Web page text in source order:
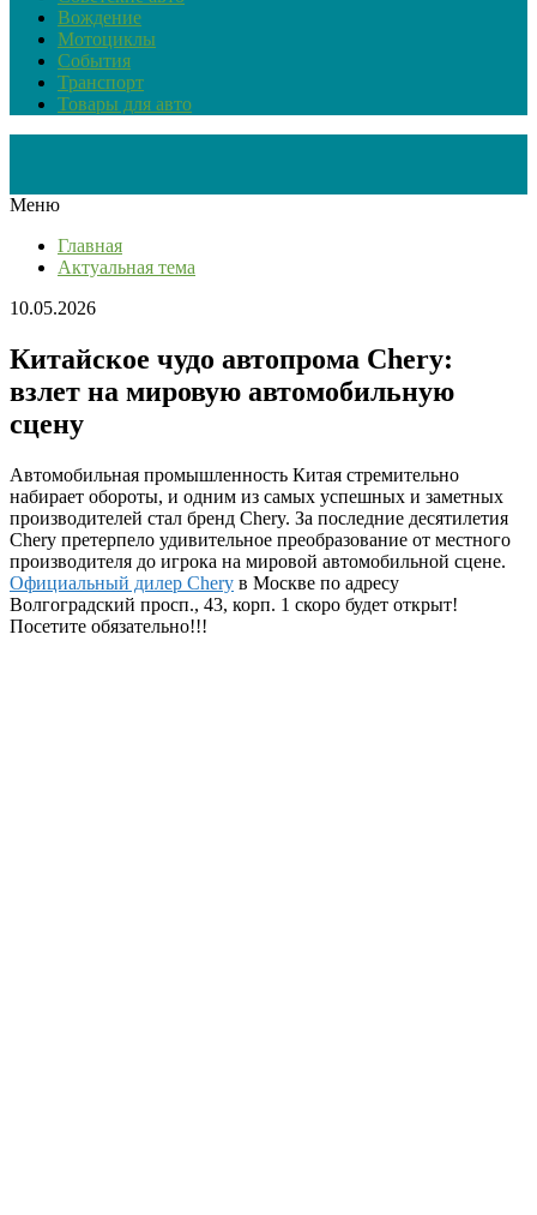
Вождение
Мотоциклы
События
Транспорт
Товары для авто
Меню
Главная
Актуальная тема
10.05.2026
Китайское чудо автопрома Chery:
взлет на мировую автомобильную
сцену
Автомобильная промышленность Китая стремительно
набирает обороты, и одним из самых успешных и заметных
производителей стал бренд Chery. За последние десятилетия
Chery претерпело удивительное преобразование от местного
производителя до игрока на мировой автомобильной сцене.
Официальный дилер Chery в Москве по адресу
Волгоградский просп., 43, корп. 1 скоро будет открыт!
Посетите обязательно!!!